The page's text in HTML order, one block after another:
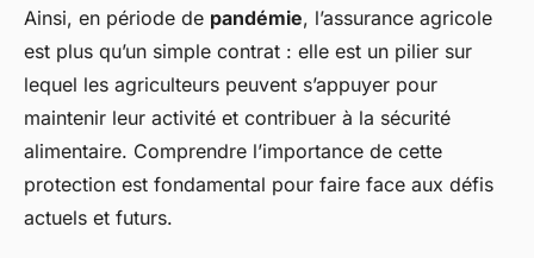
Ainsi, en période de pandémie, l’assurance agricole
est plus qu’un simple contrat : elle est un pilier sur
lequel les agriculteurs peuvent s’appuyer pour
maintenir leur activité et contribuer à la sécurité
alimentaire. Comprendre l’importance de cette
protection est fondamental pour faire face aux défis
actuels et futurs.